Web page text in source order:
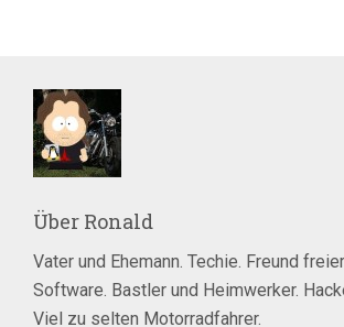
Über Ronald
Vater und Ehemann. Techie. Freund
Software. Bastler und Heimwerker.
Viel zu selten Motorradfahrer.